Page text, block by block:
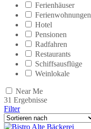
Ferienhäuser
Ferienwohnungen
Hotel
Pensionen
Radfahren
Restaurants
Schiffsausflüge
Weinlokale
Near Me
31 Ergebnisse
Filter